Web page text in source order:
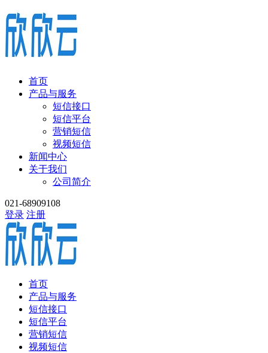
首页
产品与服务
短信接口
短信平台
营销短信
视频短信
新闻中心
关于我们
公司简介
021-68909108
登录 注册
首页
产品与服务
短信接口
短信平台
营销短信
视频短信